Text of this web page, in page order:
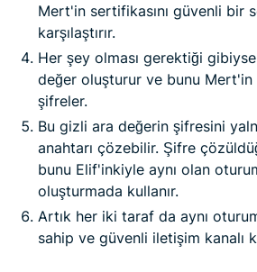
Mert'in sertifikasını güvenli bir
karşılaştırır.
Her şey olması gerektiği
değer oluşturur ve bunu Mert'in
şifreler.
Bu gizli ara değerin şifresini
anahtarı çözebilir. Şifre
bunu Elif'inkiyle aynı olan
oluşturmada kullanır.
Artık her iki taraf da aynı
sahip ve güvenli iletişim kanalı